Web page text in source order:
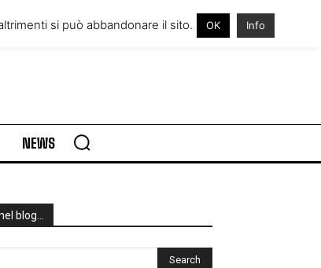
VISITARE L’IRLANDA
NEWS
blog…
si può abbandonare il sito. OK Info